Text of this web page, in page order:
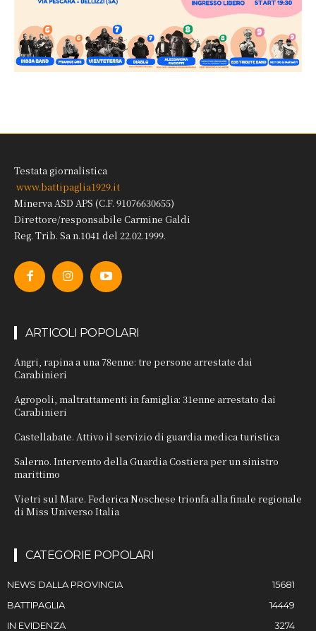
Testata giornalistica
www.battipaglia1929.it
Minerva ASD APS (C.F. 91076630655)
Direttore/responsabile Carmine Galdi
Reg. Trib. Sa n.1041 del 22.02.1999.
ARTICOLI POPOLARI
Angri, rapina a una 78enne: tre persone arrestate dai
Carabinieri
Agropoli, maltrattamenti in famiglia: 31enne arrestato dai
Carabinieri
Castellabate. Attivo il servizio di guardia medica turistica
Salerno. Intervento della Guardia Costiera per un sinistro
marittimo
Vietri sul Mare. Federica Noschese trionfa alla finale regionale
di Miss Universo Italia
CATEGORIE POPOLARI
NEWS DALLA PROVINCIA
15681
BATTIPAGLIA
14449
IN EVIDENZA
3274